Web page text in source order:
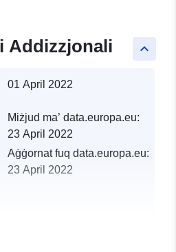
keyboard_arrow_up
Addizzjonali
01 April 2022
Miżjud ma’ data.europa.eu:
23 April 2022
Aġġornat fuq data.europa.eu:
23 April 2022